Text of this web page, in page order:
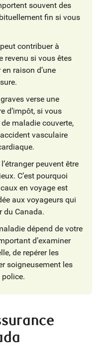
souvent des
fin si vous
contribuer à
revenu si vous êtes
raison d’une
verse une
d’impôt, si vous
maladie couverte,
vasculaire
peuvent être
C’est pourquoi
en voyage est
aux voyageurs qui
du Canada.
dépend de votre
d’examiner
de repérer les
soigneusement les